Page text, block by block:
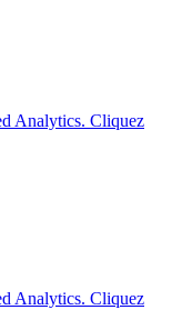
Analytics. Cliquez
Analytics. Cliquez